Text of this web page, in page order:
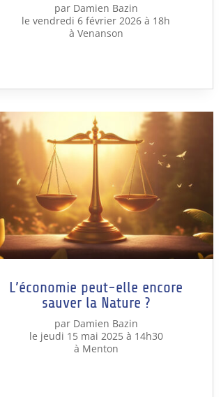
par Damien Bazin
le vendredi 6 février 2026 à 18h
à Venanson
L’économie peut-elle encore
sauver la Nature ?
par Damien Bazin
le jeudi 15 mai 2025 à 14h30
à Menton